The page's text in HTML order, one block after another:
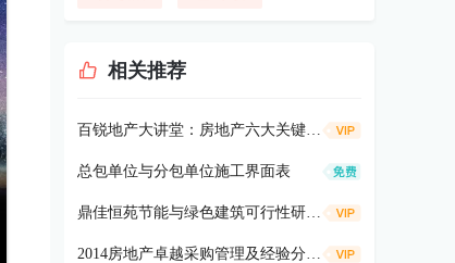
相关推荐
百锐地产大讲堂：房地产六大关键部品采购知识要点160p
总包单位与分包单位施工界面表
鼎佳恒苑节能与绿色建筑可行性研究报告2006
2014房地产卓越采购管理及经验分享230p